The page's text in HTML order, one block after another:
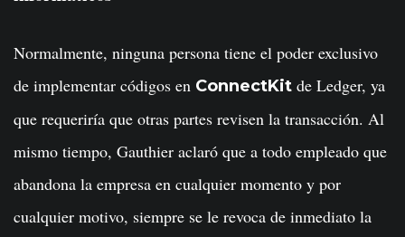
Normalmente, ninguna persona tiene el poder exclusivo
de implementar códigos en ConnectKit de Ledger, ya
que requeriría que otras partes revisen la transacción. Al
mismo tiempo, Gauthier aclaró que a todo empleado que
abandona la empresa en cualquier momento y por
cualquier motivo, siempre se le revoca de inmediato la